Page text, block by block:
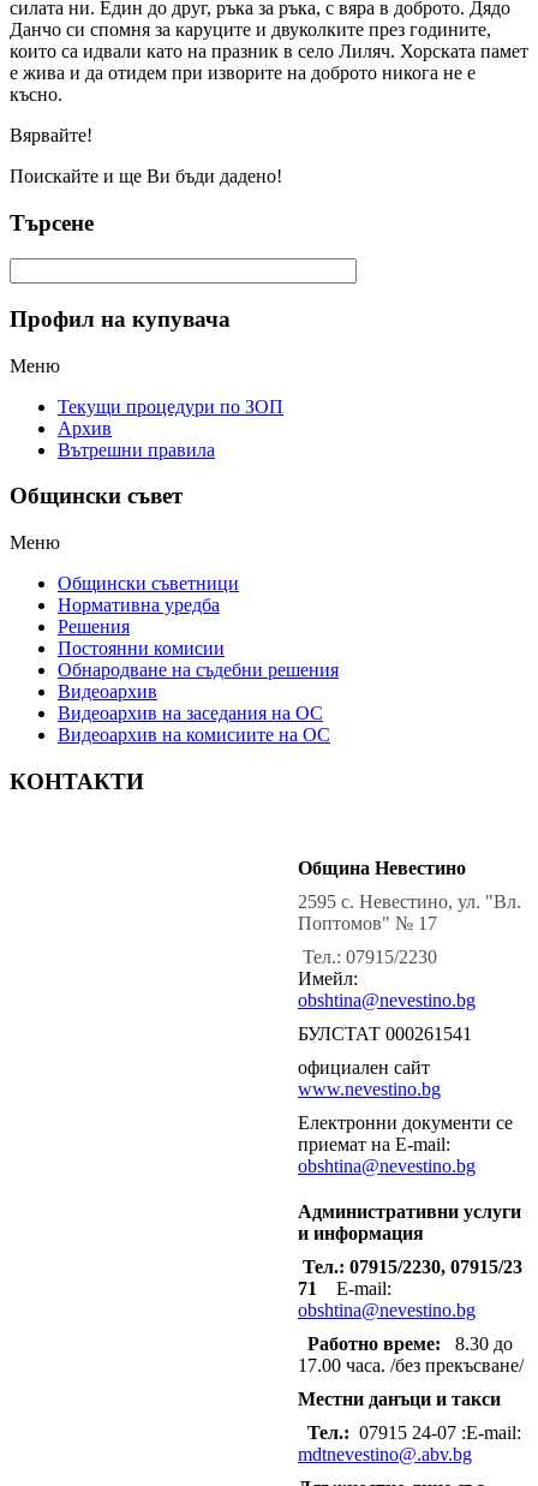
силата ни. Един до друг, ръка за ръка, с вяра в доброто. Дядо
Данчо си спомня за каруците и двуколките през годините,
които са идвали като на празник в село Лиляч. Хорската памет
е жива и да отидем при изворите на доброто никога не е
късно.
Вярвайте!
Поискайте и ще Ви бъди дадено!
Търсене
Профил на купувача
Меню
Текущи процедури по ЗОП
Архив
Вътрешни правила
Общински съвет
Меню
Общински съветници
Нормативна уредба
Решения
Постоянни комисии
Обнародване на съдебни решения
Видеоархив
Видеоархив на заседания на ОС
Видеоархив на комисиите на ОС
КОНТАКТИ
Община Невестино
2595 с. Невестино, ул. "Вл.
Поптомов" № 17
Тел.: 07915/2230
Имейл:
obshtina@nevestino.bg
БУЛСТАТ 000261541
официален сайт
www.nevestino.bg
Електронни документи се
приемат на E-mail:
obshtina@nevestino.bg
Административни услуги
и информация
Тел.: 07915/2230, 07915/23
71
E-mail:
obshtina@nevestino.bg
Работно време: 8.30 до
17.00 часа. /без прекъсване/
Местни данъци и такси
Тел.: 07915 24-07 :E-mail:
mdtnevestino@.abv.bg